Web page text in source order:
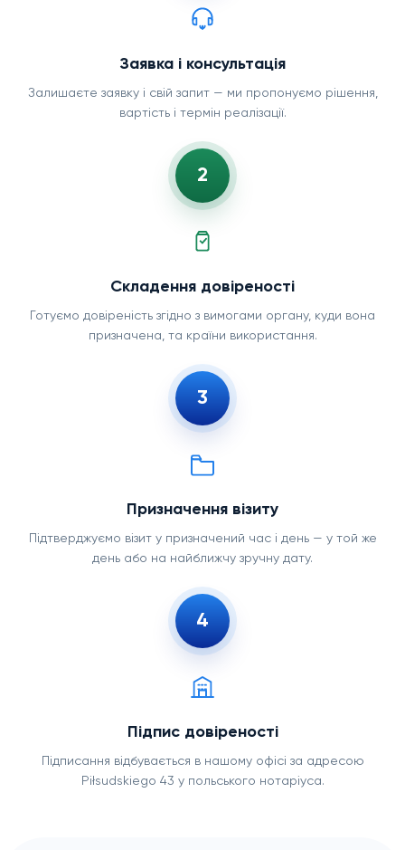
Заявка і консультація
Залишаєте заявку і свій запит — ми пропонуємо рішення,
вартість і термін реалізації.
2
Складення довіреності
Готуємо довіреність згідно з вимогами органу, куди вона
призначена, та країни використання.
3
Призначення візиту
Підтверджуємо візит у призначений час і день — у той же
день або на найближчу зручну дату.
4
Підпис довіреності
Підписання відбувається в нашому офісі за адресою
Piłsudskiego 43 у польського нотаріуса.